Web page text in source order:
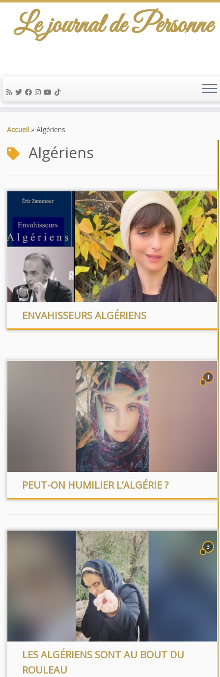
au
Le journal de Personne
Accueil » Algériens
Algériens
ENVAHISSEURS ALGÉRIENS
1
PEUT-ON HUMILIER L’ALGÉRIE ?
3
LES ALGÉRIENS SONT AU BOUT DU
ROULEAU